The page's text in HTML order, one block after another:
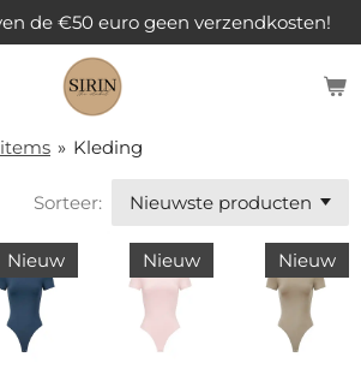
de €50 euro geen verzendkosten!
» Kleding
Sorteer:
Nieuw Nieuw Nieuw